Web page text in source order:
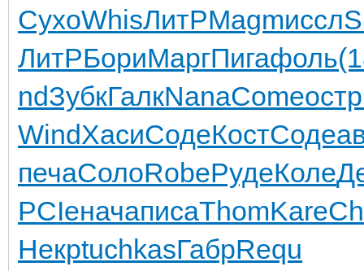
СухоWhisЛитРMagmиссл
ЛитРБориМаргПигафоль
ndЗубкГалкNanaComeостр
WindХасиСодеКостСоде
печаСолоRobeРудеКоле
PCIeначаписаThomKare
НекрtuchkasГабрRequ